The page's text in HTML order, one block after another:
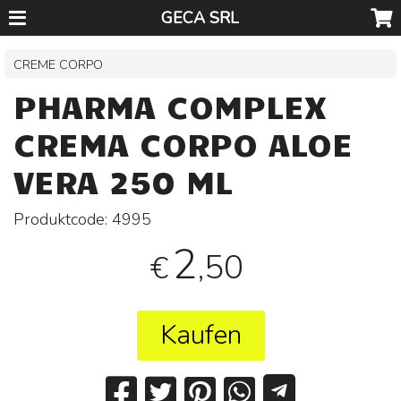
GECA SRL
CREME CORPO
PHARMA COMPLEX
CREMA CORPO ALOE
VERA 250 ML
Produktcode:4995
€2,50
Kaufen